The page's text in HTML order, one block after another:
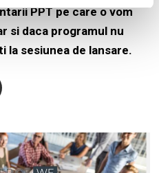
PPT pe care o vom
si daca programul nu
la sesiunea de lansare.